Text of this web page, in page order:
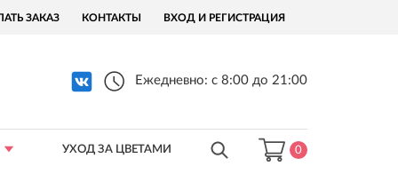
ЗАКАЗ КОНТАКТЫ ВХОД И РЕГИСТРАЦИЯ
Ежедневно: с 8:00 до 21:00
УХОД ЗА ЦВЕТАМИ 0